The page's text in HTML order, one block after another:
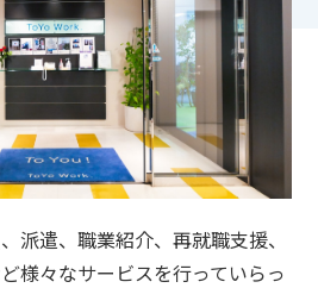
派遣、職業紹介、再就職支援、
様々なサービスを行っていらっ